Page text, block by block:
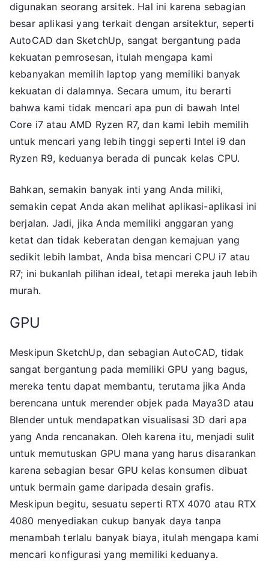
digunakan seorang arsitek. Hal ini karena sebagian
besar aplikasi yang terkait dengan arsitektur, seperti
AutoCAD dan SketchUp, sangat bergantung pada
kekuatan pemrosesan, itulah mengapa kami
kebanyakan memilih laptop yang memiliki banyak
kekuatan di dalamnya. Secara umum, itu berarti
bahwa kami tidak mencari apa pun di bawah Intel
Core i7 atau AMD Ryzen R7, dan kami lebih memilih
untuk mencari yang lebih tinggi seperti Intel i9 dan
Ryzen R9, keduanya berada di puncak kelas CPU.
Bahkan, semakin banyak inti yang Anda miliki,
semakin cepat Anda akan melihat aplikasi-aplikasi ini
berjalan. Jadi, jika Anda memiliki anggaran yang
ketat dan tidak keberatan dengan kemajuan yang
sedikit lebih lambat, Anda bisa mencari CPU i7 atau
R7; ini bukanlah pilihan ideal, tetapi mereka jauh lebih
murah.
GPU
Meskipun SketchUp, dan sebagian AutoCAD, tidak
sangat bergantung pada memiliki GPU yang bagus,
mereka tentu dapat membantu, terutama jika Anda
berencana untuk merender objek pada Maya3D atau
Blender untuk mendapatkan visualisasi 3D dari apa
yang Anda rencanakan. Oleh karena itu, menjadi sulit
untuk memutuskan GPU mana yang harus disarankan
karena sebagian besar GPU kelas konsumen dibuat
untuk bermain game daripada desain grafis.
Meskipun begitu, sesuatu seperti RTX 4070 atau RTX
4080 menyediakan cukup banyak daya tanpa
menambah terlalu banyak biaya, itulah mengapa kami
mencari konfigurasi yang memiliki keduanya.